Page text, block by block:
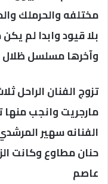
مختلفه والحرملك
بلا قيود وابدا لم
وآخرها مسلسل
تزوج الفنان الراحل
مارجريت وانجب
الفنانه سهير
حنان مطاوع وكانت
عاصم